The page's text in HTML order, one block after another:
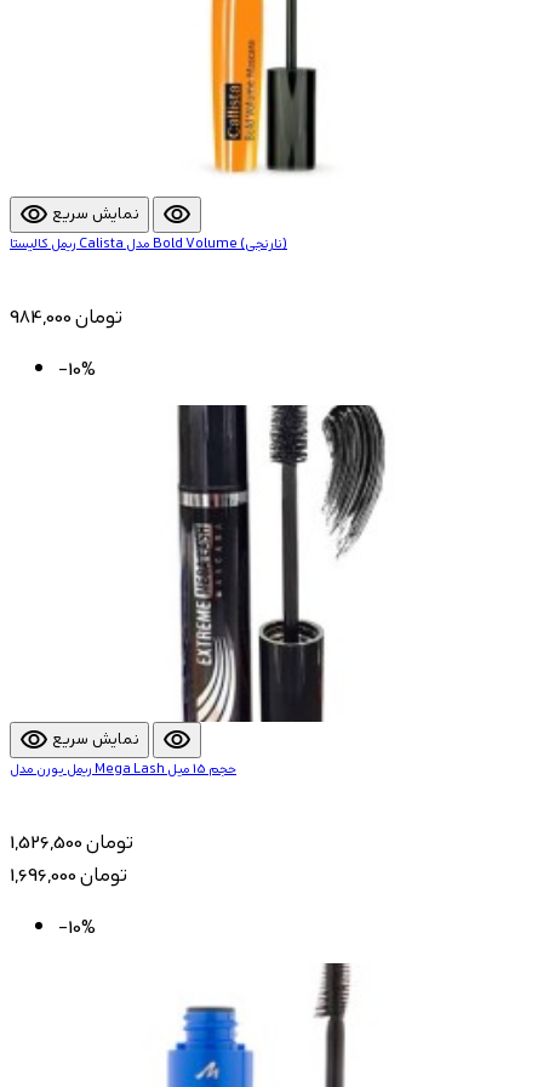
visibility نمایش سریع visibility
ریمل کالیستا Calista مدل Bold Volume (نارنجی)
984,000 تومان
-10%
visibility نمایش سریع visibility
ریمل یورن مدل Mega Lash حجم 15 میل
1,526,500 تومان
1,696,000 تومان
-10%